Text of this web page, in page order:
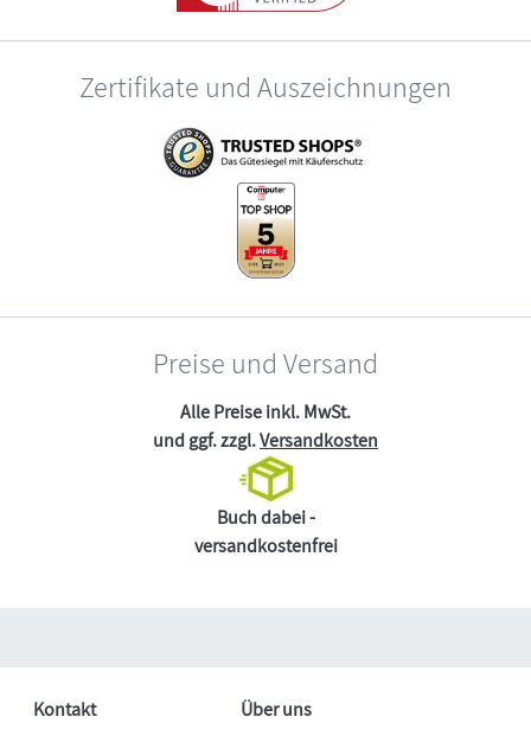
Zertifikate und Auszeichnungen
Preise und Versand
Alle Preise inkl. MwSt.
und ggf. zzgl.Versandkosten
Buch dabei -
versandkostenfrei
Kontakt Über uns